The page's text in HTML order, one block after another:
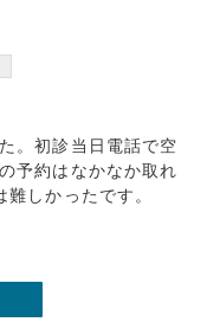
。初診当日電話で空
予約はなかなか取れ
しかったです。